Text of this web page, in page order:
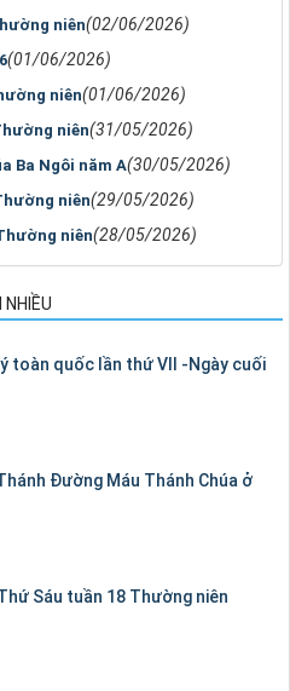
niên(02/06/2026)
(01/06/2026)
niên(01/06/2026)
niên(31/05/2026)
Ba Ngôi năm A(30/05/2026)
niên(29/05/2026)
niên(28/05/2026)
NHIỀU
toàn quốc lần thứ VII -Ngày cuối
Ðường Máu Thánh Chúa ở
Sáu tuần 18 Thường niên